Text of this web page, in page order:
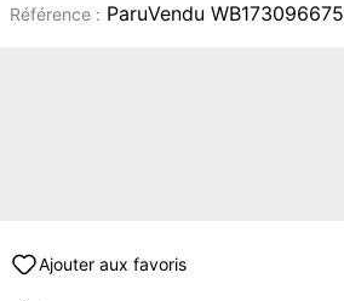
Référence : ParuVendu WB173096675
Ajouter aux favoris